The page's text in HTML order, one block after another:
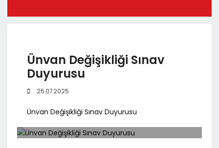
Ünvan Değişikliği Sınav
Duyurusu
25.07.2025
Ünvan Değişikliği Sınav Duyurusu